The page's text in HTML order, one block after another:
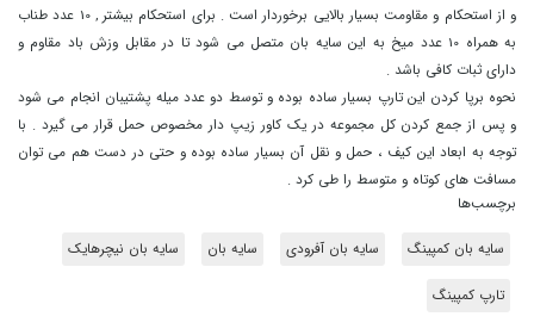
و از استحکام و مقاومت بسیار بالایی برخوردار است . برای استحکام بیشتر , 10 عدد طناب
به همراه 10 عدد میخ به این سایه بان متصل می شود تا در مقابل وزش باد مقاوم و
دارای ثبات کافی باشد .
نحوه برپا کردن این تارپ بسیار ساده بوده و توسط دو عدد میله پشتیبان انجام می شود
و پس از جمع کردن کل مجموعه در یک کاور زیپ دار مخصوص حمل قرار می گیرد . با
توجه به ابعاد این کیف ، حمل و نقل آن بسیار ساده بوده و حتی در دست هم می توان
مسافت های کوتاه و متوسط را طی کرد .
برچسب‌ها
سایه بان کمپینگ سایه بان آفرودی سایه بان سایه بان نیچرهایک
تارپ کمپینگ